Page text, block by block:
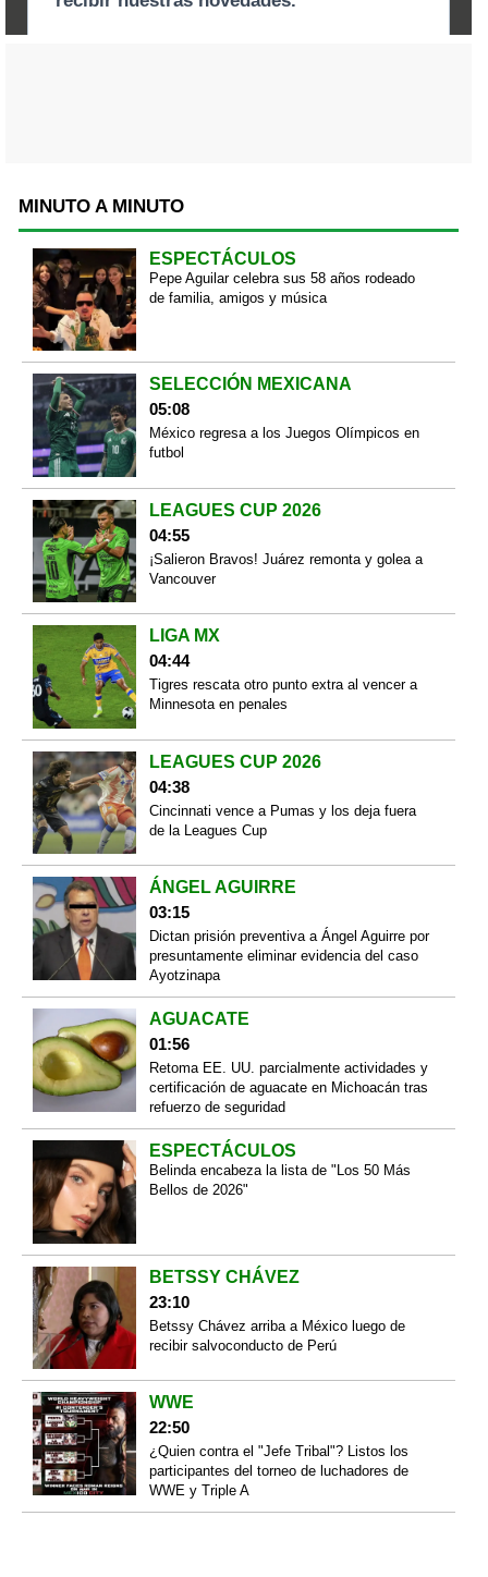
MINUTO A MINUTO
ESPECTÁCULOS
Pepe Aguilar celebra sus 58 años rodeado
de familia, amigos y música
SELECCIÓN MEXICANA
05:08
México regresa a los Juegos Olímpicos en
futbol
LEAGUES CUP 2026
04:55
¡Salieron Bravos! Juárez remonta y golea a
Vancouver
LIGA MX
04:44
Tigres rescata otro punto extra al vencer a
Minnesota en penales
LEAGUES CUP 2026
04:38
Cincinnati vence a Pumas y los deja fuera
de la Leagues Cup
ÁNGEL AGUIRRE
03:15
Dictan prisión preventiva a Ángel Aguirre por
presuntamente eliminar evidencia del caso
Ayotzinapa
AGUACATE
01:56
Retoma EE. UU. parcialmente actividades y
certificación de aguacate en Michoacán tras
refuerzo de seguridad
ESPECTÁCULOS
Belinda encabeza la lista de "Los 50 Más
Bellos de 2026"
BETSSY CHÁVEZ
23:10
Betssy Chávez arriba a México luego de
recibir salvoconducto de Perú
WWE
22:50
¿Quien contra el "Jefe Tribal"? Listos los
participantes del torneo de luchadores de
WWE y Triple A